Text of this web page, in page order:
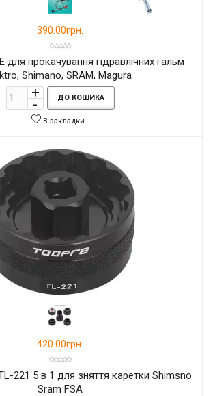
390.00грн.
для прокачування гідравлічних гальм
Shimano, SRAM, Magura
ДО КОШИКА
В закладки
420.00грн.
221 5 в 1 для зняття каретки Shimsno
Sram FSA